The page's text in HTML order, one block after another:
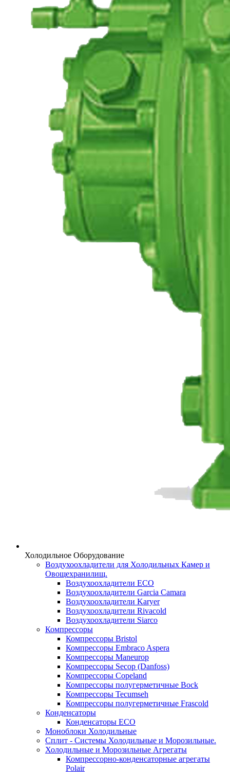
Холодильное Оборудование
Воздухоохладители для Холодильных Камер и
Овощехранилищ.
Воздухоохладители ECO
Воздухоохладители Garcia Camara
Воздухоохладители Karyer
Воздухоохладители Rivacold
Воздухоохладители Siarco
Компрессоры
Компрессоры Bristol
Компрессоры Embraco Aspera
Компрессоры Maneurop
Компрессоры Secop (Danfoss)
Компрессоры Copeland
Компрессоры полугерметичные Bock
Компрессоры Tecumseh
Компрессоры полугерметичные Frascold
Конденсаторы
Конденсаторы ECO
Моноблоки Холодильные
Сплит - Системы Холодильные и Морозильные.
Холодильные и Морозильные Агрегаты
Компрессорно-конденсаторные агрегаты
Polair